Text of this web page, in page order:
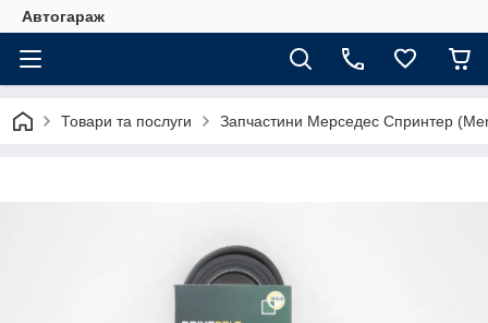
Автогараж
Товари та послуги Запчастини Мерседес Спринтер